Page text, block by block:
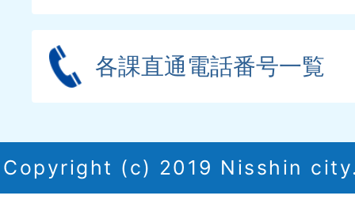
各課直通電話番号一覧
Copyright (c) 2019 Nisshin